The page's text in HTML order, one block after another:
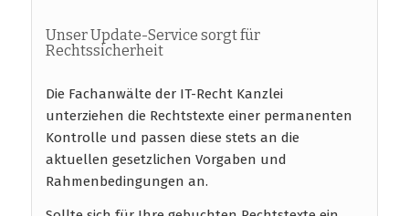
Unser Update-Service sorgt für
Rechtssicherheit
Die Fachanwälte der IT-Recht Kanzlei
unterziehen die Rechtstexte einer permanenten
Kontrolle und passen diese stets an die
aktuellen gesetzlichen Vorgaben und
Rahmenbedingungen an.